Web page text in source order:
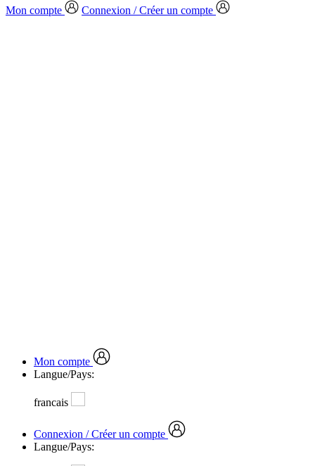
Mon compte
Connexion / Créer un compte
Mon compte
Langue/Pays:
francais
Connexion / Créer un compte
Langue/Pays: